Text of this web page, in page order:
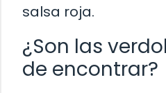
salsa roja.
¿Son las
de encontrar?